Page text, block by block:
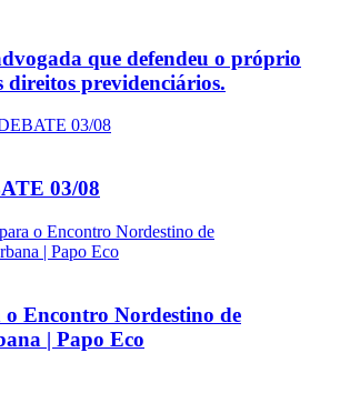
que defendeu o próprio
direitos previdenciários.
03/08
o Encontro Nordestino de
| Papo Eco